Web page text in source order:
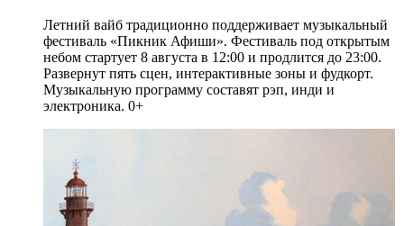
Летний вайб традиционно поддерживает музыкальный
фестиваль «Пикник Афиши». Фестиваль под открытым
небом стартует 8 августа в 12:00 и продлится до 23:00.
Развернут пять сцен, интерактивные зоны и фудкорт.
Музыкальную программу составят рэп, инди и
электроника. 0+